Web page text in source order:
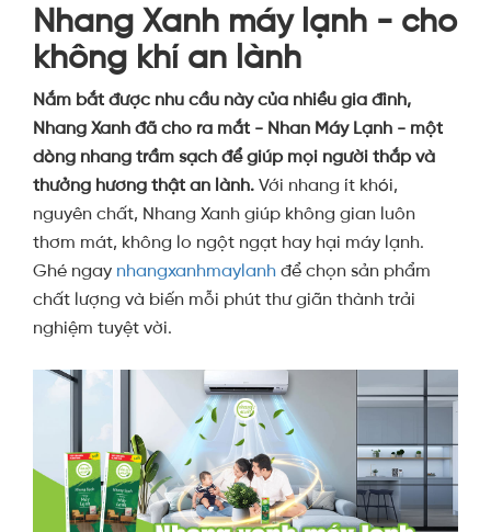
Nhang Xanh máy lạnh - cho
không khí an lành
Nắm bắt được nhu cầu này của nhiều gia đình,
Nhang Xanh đã cho ra mắt - Nhan Máy Lạnh - một
dòng nhang trầm sạch để giúp mọi người thắp và
thưởng hương thật an lành. Với nhang ít khói,
nguyên chất, Nhang Xanh giúp không gian luôn
thơm mát, không lo ngột ngạt hay hại máy lạnh.
Ghé ngay nhangxanhmaylanh để chọn sản phẩm
chất lượng và biến mỗi phút thư giãn thành trải
nghiệm tuyệt vời.